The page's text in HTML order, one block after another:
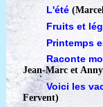
L'été
Fruits et
Printemps
Raconte
Jean-Marc et
Voici les
Fervent)